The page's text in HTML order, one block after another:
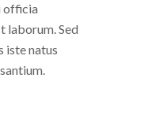
officia
laborum. Sed
iste natus